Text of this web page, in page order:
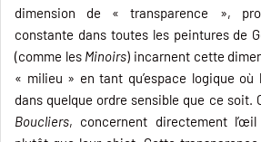
dimension de « transparence »,
constante dans toutes les peintures de
(comme les Minoirs) incarnent cette
« milieu » en tant qu’espace logique où
dans quelque ordre sensible que ce soit.
Boucliers, concernent directement